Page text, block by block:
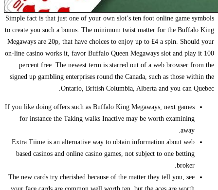
Simple fact is that just one of your own slot’s ten foot online game symbols
to create you such a bonus. The minimum twist matter for the Buffalo King
Megaways are 20p, that have choices to enjoy up to £4 a spin. Should your
on-line casino works it, favor Buffalo Queen Megaways slot and play it 100
percent free. The newest term is starred out of a web browser from the
signed up gambling enterprises round the Canada, such as those within the
Ontario, British Columbia, Alberta and you can Quebec.
If you like doing offers such as Buffalo King Megaways, next games
for instance the Taking walks Inactive may be worth examining
away.
Extra Tiime is an alternative way to obtain information about web
based casinos and online casino games, not subject to one betting
broker.
The new cards try cherished because of the matter they tell you, see